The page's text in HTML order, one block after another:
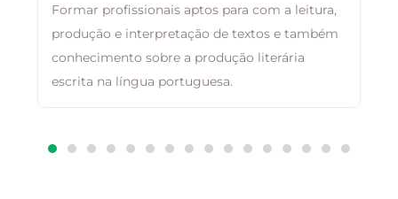
Formar profissionais aptos para com a leitura,
produção e interpretação de textos e também
conhecimento sobre a produção literária
escrita na língua portuguesa.